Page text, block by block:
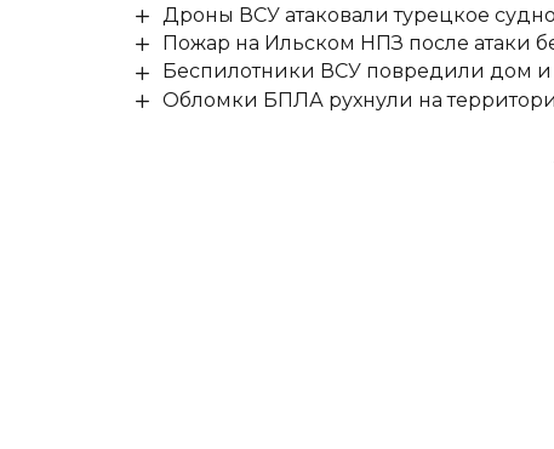
Дроны ВСУ атаковали турецкое
Пожар на Ильском НПЗ после атаки
Беспилотники ВСУ повредили дом и
Обломки БПЛА рухнули на